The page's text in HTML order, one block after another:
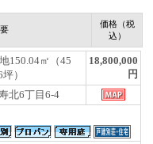
価格（税
込）
150.04㎡（45
）
18,800,000
円
北6丁目6-4